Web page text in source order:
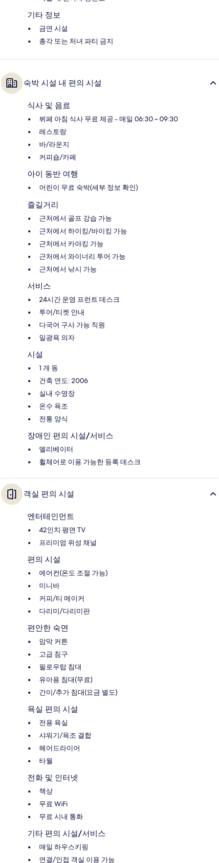
기타 정보
금연 시설
총각 또는 처녀 파티 금지
숙박 시설 내 편의 시설
식사 및 음료
뷔페 아침 식사 무료 제공 - 매일 06:30 ~ 09:30
레스토랑
바/라운지
커피숍/카페
아이 동반 여행
어린이 무료 숙박(세부 정보 확인)
즐길거리
근처에서 골프 강습 가능
근처에서 하이킹/바이킹 가능
근처에서 카야킹 가능
근처에서 와이너리 투어 가능
근처에서 낚시 가능
서비스
24시간 운영 프런트 데스크
투어/티켓 안내
다국어 구사 가능 직원
일광욕 의자
시설
1 개 동
건축 연도: 2006
실내 수영장
온수 욕조
전통 양식
장애인 편의 시설/서비스
엘리베이터
휠체어로 이용 가능한 등록 데스크
객실 편의 시설
엔터테인먼트
42인치 평면 TV
프리미엄 위성 채널
편의 시설
에어컨(온도 조절 가능)
미니바
커피/티 메이커
다리미/다리미판
편안한 숙면
암막 커튼
고급 침구
필로우탑 침대
유아용 침대(무료)
간이/추가 침대(요금 별도)
욕실 편의 시설
전용 욕실
샤워기/욕조 결합
헤어드라이어
타월
전화 및 인터넷
책상
무료 WiFi
무료 시내 통화
기타 편의 시설/서비스
매일 하우스키핑
연결/인접 객실 이용 가능